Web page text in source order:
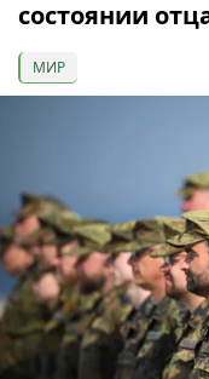
состоянии
МИР